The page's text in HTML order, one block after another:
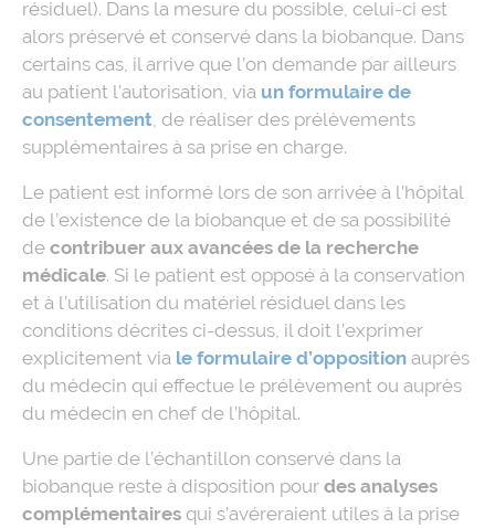
résiduel). Dans la mesure du possible, celui-ci est
alors préservé et conservé dans la biobanque. Dans
certains cas, il arrive que l’on demande par ailleurs
au patient l’autorisation, via un formulaire de
consentement , de réaliser des prélèvements
supplémentaires à sa prise en charge.
Le patient est informé lors de son arrivée à l’hôpital
de l’existence de la biobanque et de sa possibilité
de contribuer aux avancées de la recherche
médicale. Si le patient est opposé à la conservation
et à l’utilisation du matériel résiduel dans les
conditions décrites ci-dessus, il doit l’exprimer
explicitement via le formulaire d’opposition auprès
du médecin qui effectue le prélèvement ou auprès
du médecin en chef de l’hôpital.
Une partie de l’échantillon conservé dans la
biobanque reste à disposition pour des analyses
complémentaires qui s’avéreraient utiles à la prise